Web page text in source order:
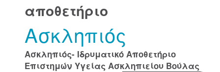
αποθετήριο
Ασκληπιός
Ασκληπιός- Ιδρυματικό Αποθετήριο
Επιστημών Υγείας Ασκληπιείου Βούλας